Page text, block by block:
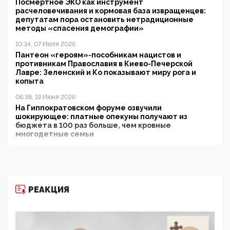
Посмертное ЭКО как инструмент
расчеловечивания и кормовая база извращенцев:
депутатам пора остановить нетрадиционные
методы «спасения демографии»
10:34, 07 Июля 2026
Пантеон «героям»-пособникам нацистов и
противникам Православия в Киево-Печерской
Лавре: Зеленский и Ко показывают миру рога и
копыта
06:38, 19 Июня 2026
На Гиппократовском форуме озвучили
шокирующее: платные опекуны получают из
бюджета в 100 раз больше, чем кровные
многодетные семьи
11:53, 09 Июня 2026
деятельность ИИТО ЮНЕСКО в России, но
цифроглобалисты продолжают определять
РЕАКЦИЯ